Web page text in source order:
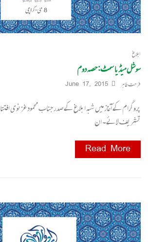
ابلاغ
سوشل میڈیا سمٹ: حصہ دوم
فرحت طاہر June 17, 2015
پروگرام کے آغاز میں شبہ ابلاغ کے صدر جناب محمود غزنوی
تشریف لائے۔ ان
Read More